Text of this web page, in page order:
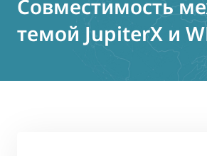
Совместимость
темой JupiterX и